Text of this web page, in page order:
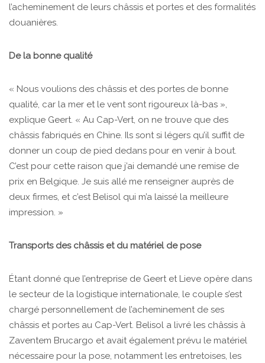
l’acheminement de leurs châssis et portes et des formalités
douanières.
De la bonne qualité
« Nous voulions des châssis et des portes de bonne
qualité, car la mer et le vent sont rigoureux là-bas »,
explique Geert. « Au Cap-Vert, on ne trouve que des
châssis fabriqués en Chine. Ils sont si légers qu’il suffit de
donner un coup de pied dedans pour en venir à bout.
C’est pour cette raison que j’ai demandé une remise de
prix en Belgique. Je suis allé me renseigner auprès de
deux firmes, et c’est Belisol qui m’a laissé la meilleure
impression. »
Transports des châssis et du matériel de pose
Étant donné que l’entreprise de Geert et Lieve opère dans
le secteur de la logistique internationale, le couple s’est
chargé personnellement de l’acheminement de ses
châssis et portes au Cap-Vert. Belisol a livré les châssis à
Zaventem Brucargo et avait également prévu le matériel
nécessaire pour la pose, notamment les entretoises, les